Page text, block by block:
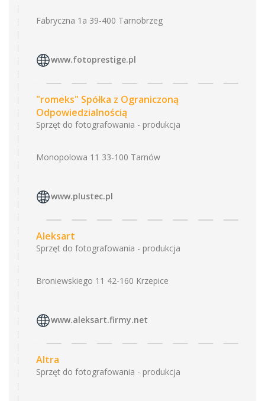
Fabryczna 1a 39-400 Tarnobrzeg
www.fotoprestige.pl
"romeks" Spółka z Ograniczoną
Odpowiedzialnością
Sprzęt do fotografowania - produkcja
Monopolowa 11 33-100 Tarnów
www.plustec.pl
Aleksart
Sprzęt do fotografowania - produkcja
Broniewskiego 11 42-160 Krzepice
www.aleksart.firmy.net
Altra
Sprzęt do fotografowania - produkcja